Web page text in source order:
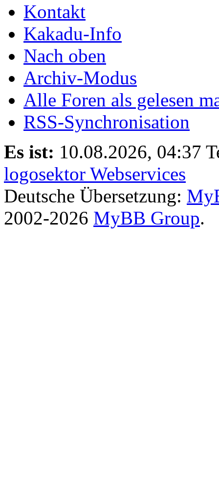
Kontakt
Kakadu-Info
Nach oben
Archiv-Modus
Alle Foren als gelesen
RSS-Synchronisation
Es ist: 10.08.2026, 04:37
logosektor Webservices
Deutsche Übersetzung:
2002-2026 MyBB Group.